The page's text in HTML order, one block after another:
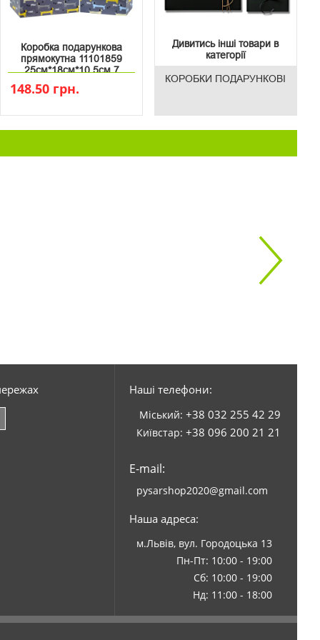
Коробка подарункова
прямокутна 11101859
25см*18см*10.5см 7
148.50 грн.
Дивитись інші товари в
категорії
КОРОБКИ ПОДАРУНКОВІ
Наші телефони:
Міський: +38 032 255 42 29
Київстар: +38 096 200 21 21
E-mail:
pysarshop2020@gmail.com
Наша адреса:
м.Львів, вул. Городоцька 13
Пн-Пт: 10:00 - 19:00
Сб: 10:00 - 19:00
Нд: 11:00 - 18:00